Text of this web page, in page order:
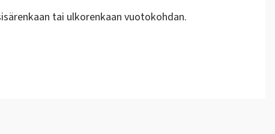
tai ulkorenkaan vuotokohdan.